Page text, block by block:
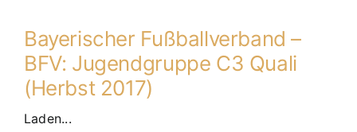
Bayerischer Fußballverband –
BFV: Jugendgruppe C3 Quali
(Herbst 2017)
Laden...